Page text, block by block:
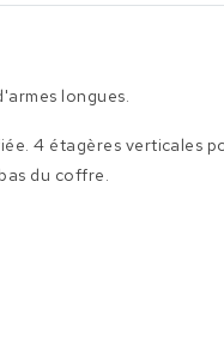
longues.
4 étagères verticales
du coffre.